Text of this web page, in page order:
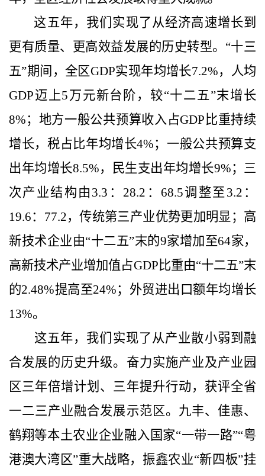
这五年，我们实现了从经济高速增长到
更有质量、更高效益发展的历史转型。 “十三
五”期间，全区GDP实现年均增长7.2%，人均
GDP迈上5万元新台阶，较“十二五”末增长
8%；地方一般公共预算收入占GDP 比重持续
增长，税占比年均增长4%；一般公共预算支
出年均增长8.5%，民生支出年均增长9%；三
次产业结构由 3.3 ： 28.2 ： 68.5调整至 3.2 ：
19.6： 77.2，传统第三产业优势更加明显；高
新技术企业由“十二五”末的9家增加至64家，
高新技术产业增加值占GDP 比重由“十二五”末
的2.48%提高至24%；外贸进出口额年均增长
13%。
这五年，我们实现了从产业散小弱到融
合发展的历史升级。 奋力实施产业及产业园
区三年倍增计划、三年提升行动，获评全省
一二三产业融合发展示范区。九丰、佳惠、
鹤翔等本土农业企业融入国家“一带一路”“粤
港澳大湾区”重大战略，振鑫农业“新四板”挂